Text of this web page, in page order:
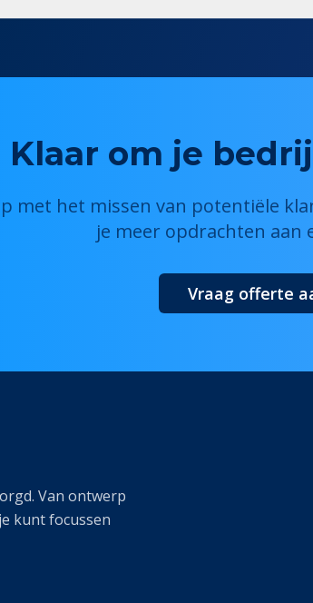
Klaar om je
met het missen van potentiële
je meer opdrachten aan
Vraag offerte
Van ontwerp
kunt focussen